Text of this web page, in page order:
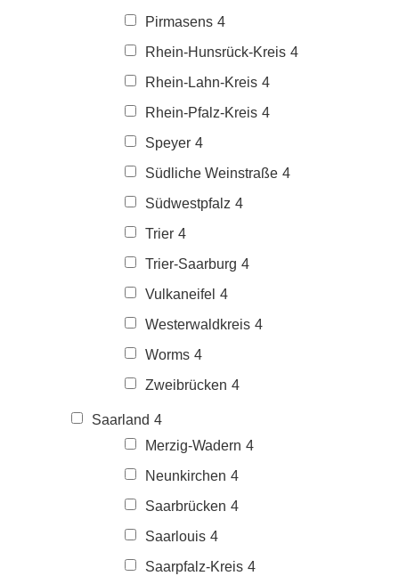
Pirmasens 4
Rhein-Hunsrück-Kreis 4
Rhein-Lahn-Kreis 4
Rhein-Pfalz-Kreis 4
Speyer 4
Südliche Weinstraße 4
Südwestpfalz 4
Trier 4
Trier-Saarburg 4
Vulkaneifel 4
Westerwaldkreis 4
Worms 4
Zweibrücken 4
Saarland 4
Merzig-Wadern 4
Neunkirchen 4
Saarbrücken 4
Saarlouis 4
Saarpfalz-Kreis 4